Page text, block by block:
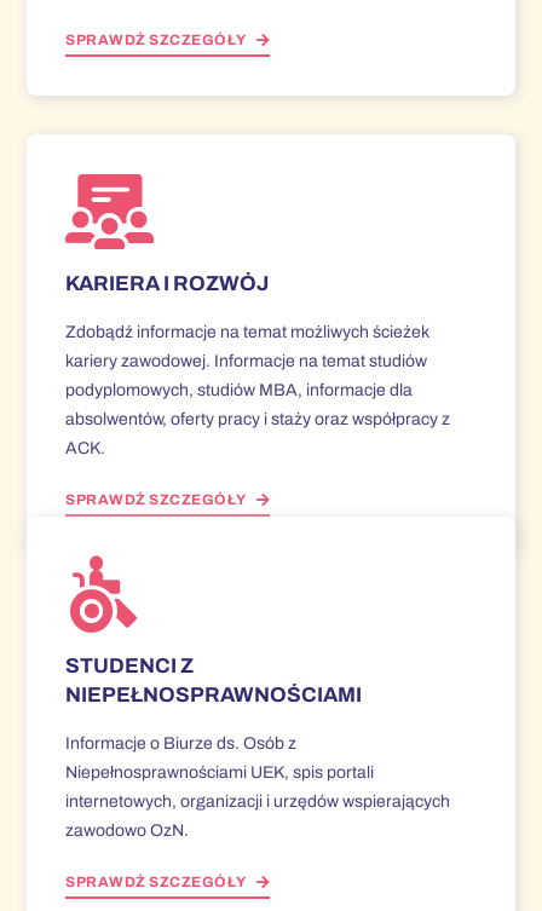
SPRAWDŹ SZCZEGÓŁY
KARIERA I ROZWÓJ
Zdobądź informacje na temat możliwych ścieżek
kariery zawodowej. Informacje na temat studiów
podyplomowych, studiów MBA, informacje dla
absolwentów, oferty pracy i staży oraz współpracy z
ACK.
SPRAWDŹ SZCZEGÓŁY
STUDENCI Z
NIEPEŁNOSPRAWNOŚCIAMI
Informacje o Biurze ds. Osób z
Niepełnosprawnościami UEK, spis portali
internetowych, organizacji i urzędów wspierających
zawodowo OzN.
SPRAWDŹ SZCZEGÓŁY